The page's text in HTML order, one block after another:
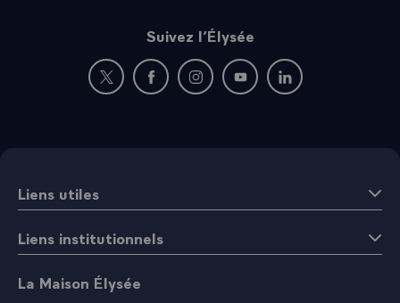
Suivez l’Élysée
Nouvelle fenêtre : rejoignez-nous sur Twitter
Nouvelle fenêtre : rejoignez-nous sur
Nouvelle fenêtre : rejoignez-nous
Nouvelle fenêtre :
Nouvelle fenêtre :
Liens utiles
Liens institutionnels
La Maison Élysée